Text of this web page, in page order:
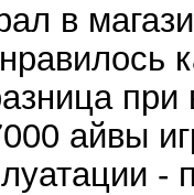
в
при
айвы
-